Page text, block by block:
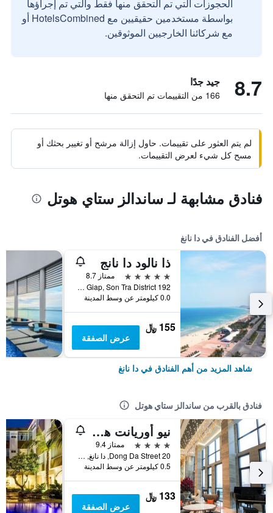
الحجوزات التي تم التحقق منها فقط والتي تم إجراؤها
بواسطة مستخدمين حقيقيين مع HotelsCombined أو
مع شركائنا الخارجيين الموثوقين.
8.7 جيد جدًا
166 من التقييمات تم التحقق منها
لم يتم العثور على تقييمات. حاول إزالة مرشح أو تغيير بحثك أو
مسح كل شيء لعرض التقييمات.
فنادق مشابهة لـ ساندالز ستاي هوتل
أفضل الفنادق في دا نانغ
ذا نالود دا نانج
5 نجوم
ممتاز 8.7
192 Vo Nguyen Giap, Son Tra District, دا نانغ, فيتنام
0.0 كيلومتر عن وسط المدينة
155 ﷼
عرض الصفقة
شاهد المزيد من أهم الفنادق في دا نانغ
فنادق بالقرب من ساندالز ستاي هوتل
نيو أوريانت هوتل دانانغ
4 نجوم
ممتاز 9.4
20 Dong Da Street, دا نانغ, فيتنام
0.5 كيلومتر عن وسط المدينة
133 ﷼
عرض الصفقة